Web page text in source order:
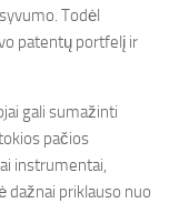
Todėl
patentų portfelį ir
gali sumažinti
pačios
instrumentai,
dažnai priklauso nuo